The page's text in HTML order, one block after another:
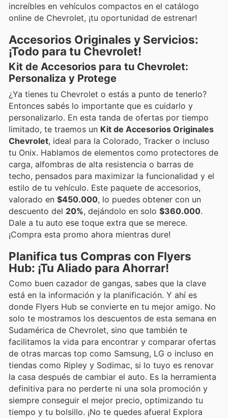
increíbles en vehículos compactos en el catálogo
online de Chevrolet, ¡tu oportunidad de estrenar!
Accesorios Originales y Servicios:
¡Todo para tu Chevrolet!
Kit de Accesorios para tu Chevrolet:
Personaliza y Protege
¿Ya tienes tu Chevrolet o estás a punto de tenerlo?
Entonces sabés lo importante que es cuidarlo y
personalizarlo. En esta tanda de ofertas por tiempo
limitado, te traemos un Kit de Accesorios Originales
Chevrolet, ideal para la Colorado, Tracker o incluso
tu Onix. Hablamos de elementos como protectores de
carga, alfombras de alta resistencia o barras de
techo, pensados para maximizar la funcionalidad y el
estilo de tu vehículo. Este paquete de accesorios,
valorado en $450.000, lo puedes obtener con un
descuento del 20%, dejándolo en solo $360.000.
Dale a tu auto ese toque extra que se merece.
¡Compra esta promo ahora mientras dure!
Planifica tus Compras con Flyers
Hub: ¡Tu Aliado para Ahorrar!
Como buen cazador de gangas, sabes que la clave
está en la información y la planificación. Y ahí es
donde Flyers Hub se convierte en tu mejor amigo. No
solo te mostramos los descuentos de esta semana en
Sudamérica de Chevrolet, sino que también te
facilitamos la vida para encontrar y comparar ofertas
de otras marcas top como Samsung, LG o incluso en
tiendas como Ripley y Sodimac, si lo tuyo es renovar
la casa después de cambiar el auto. Es la herramienta
definitiva para no perderte ni una sola promoción y
siempre conseguir el mejor precio, optimizando tu
tiempo y tu bolsillo. ¡No te quedes afuera! Explora